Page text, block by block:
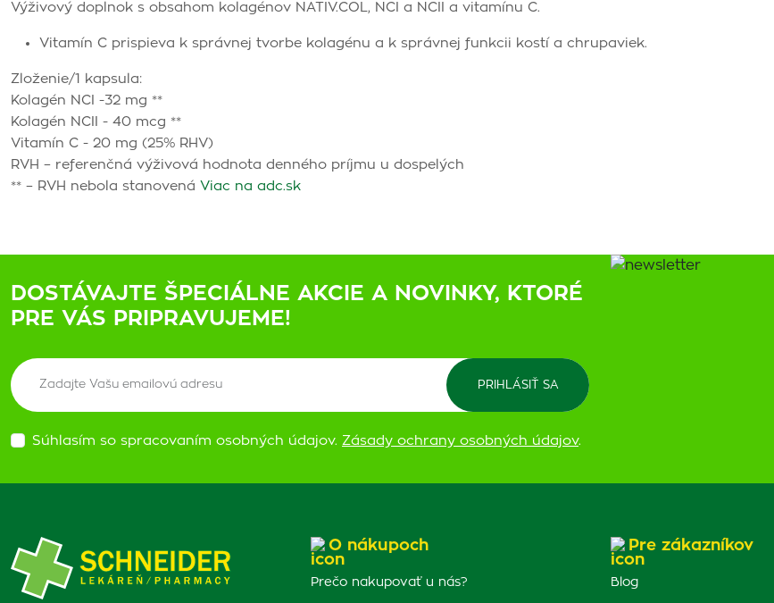
Výživový doplnok s obsahom kolagénov NATIV.COL, NCI a NCII a vitamínu C.
Vitamín C prispieva k správnej tvorbe kolagénu a k správnej funkcii kostí a chrupaviek.
Zloženie/1 kapsula:
Kolagén NCI -32 mg **
Kolagén NCII - 40 mcg **
Vitamín C - 20 mg (25% RHV)
RVH – referenčná výživová hodnota denného príjmu u dospelých
** – RVH nebola stanovená Viac na adc.sk
DOSTÁVAJTE ŠPECIÁLNE AKCIE A NOVINKY, KTORÉ
PRE VÁS PRIPRAVUJEME!
Súhlasím so spracovaním osobných údajov. Zásady ochrany osobných údajov.
O nákupoch
Prečo nakupovať u nás?
Pre zákazníkov
Blog